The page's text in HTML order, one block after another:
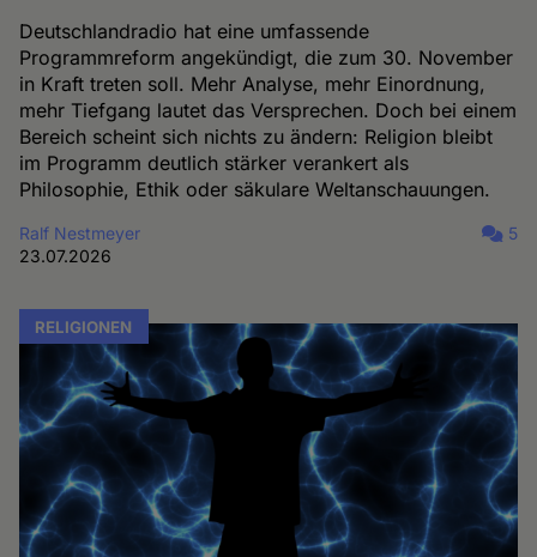
Deutschlandradio hat eine umfassende
Programmreform angekündigt, die zum 30. November
in Kraft treten soll. Mehr Analyse, mehr Einordnung,
mehr Tiefgang lautet das Versprechen. Doch bei einem
Bereich scheint sich nichts zu ändern: Religion bleibt
im Programm deutlich stärker verankert als
Philosophie, Ethik oder säkulare Weltanschauungen.
Ralf Nestmeyer
23.07.2026
5
RELIGIONEN